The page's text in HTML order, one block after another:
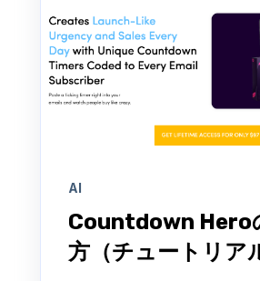
AI
Countdown Hero
方（チュートリア